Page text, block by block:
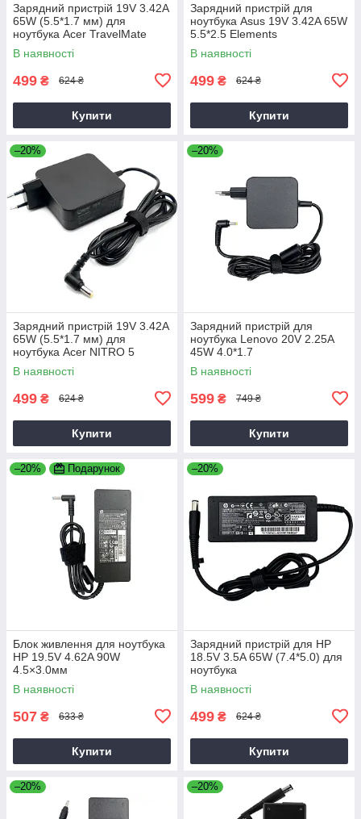
Зарядний пристрій 19V 3.42A
65W (5.5*1.7 мм) для
ноутбука Acer TravelMate
P2510-G2-M
В наявності
499 ₴ 624 ₴
Купити
Зарядний пристрій для
ноутбука Asus 19V 3.42A 65W
5.5*2.5 Elements
В наявності
499 ₴ 624 ₴
Купити
–20%
Зарядний пристрій 19V 3.42A
65W (5.5*1.7 мм) для
ноутбука Acer NITRO 5
AN515-31 65
В наявності
499 ₴ 624 ₴
Купити
–20%
Зарядний пристрій для
ноутбука Lenovo 20V 2.25A
45W 4.0*1.7
В наявності
599 ₴ 749 ₴
Купити
–20% Подарунок
Блок живлення для ноутбука
HP 19.5V 4.62A 90W
4.5×3.0мм
В наявності
507 ₴ 633 ₴
Купити
–20%
Зарядний пристрій для HP
18.5V 3.5A 65W (7.4*5.0) для
ноутбука
В наявності
499 ₴ 624 ₴
Купити
–20% –20%